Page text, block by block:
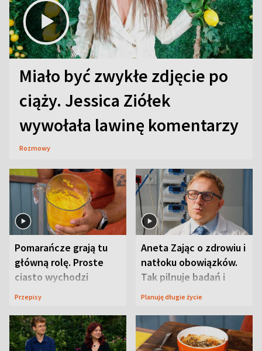
Miało być zwykłe zdjęcie po
ciąży. Jessica Ziółek
wywołała lawinę komentarzy
Rozmowy
Pomarańcze grają tu
główną rolę. Proste
ciasto wychodzi
wyjątkowo wilgotne
Przepisy
Aneta Zając o zdrowiu i
natłoku obowiązków.
Tak pilnuje badań i
wizyt
Planuję długie życie